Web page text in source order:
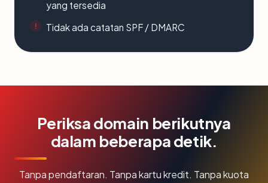
yang tersedia
Tidak ada catatan SPF / DMARC
Periksa domain berikutnya
dalam beberapa detik.
Tanpa pendaftaran. Tanpa kartu kredit. Tanpa kuota